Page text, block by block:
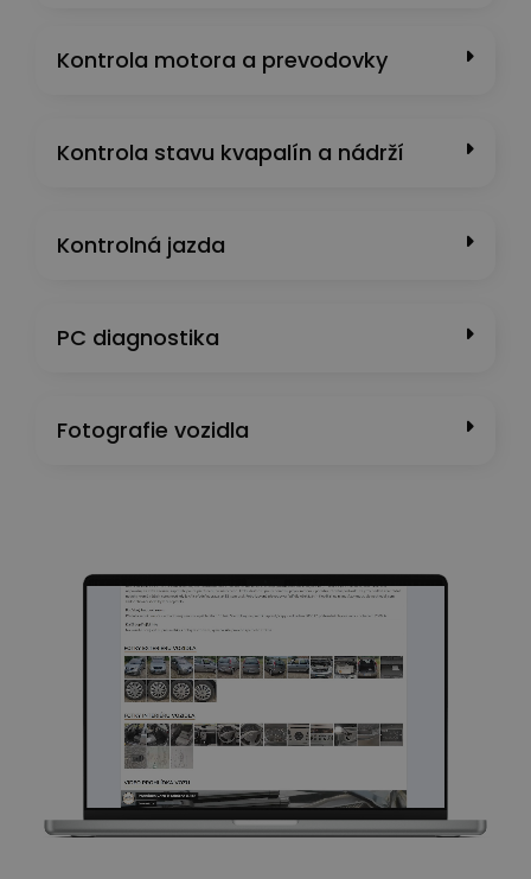
Kontrola motora a prevodovky
Kontrola stavu kvapalín a nádrží
Kontrolná jazda
PC diagnostika
Fotografie vozidla